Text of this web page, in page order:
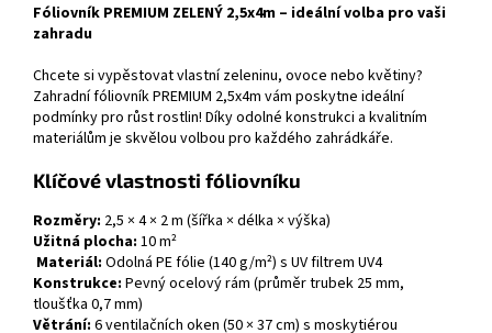
Fóliovník PREMIUM ZELENÝ 2,5x4m – ideální volba pro vaši
zahradu
Chcete si vypěstovat vlastní zeleninu, ovoce nebo květiny?
Zahradní fóliovník PREMIUM 2,5x4m vám poskytne ideální
podmínky pro růst rostlin! Díky odolné konstrukci a kvalitním
materiálům je skvělou volbou pro každého zahrádkáře.
Klíčové vlastnosti fóliovníku
Rozměry: 2,5 × 4 × 2 m (šířka × délka × výška)
Užitná plocha: 10 m²
Materiál: Odolná PE fólie (140 g/m²) s UV filtrem UV4
Konstrukce: Pevný ocelový rám (průměr trubek 25 mm,
tloušťka 0,7 mm)
Větrání: 6 ventilačních oken (50 × 37 cm) s moskytiérou